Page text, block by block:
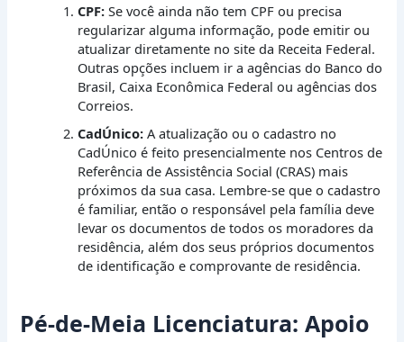
CPF: Se você ainda não tem CPF ou precisa
regularizar alguma informação, pode emitir ou
atualizar diretamente no site da Receita Federal.
Outras opções incluem ir a agências do Banco do
Brasil, Caixa Econômica Federal ou agências dos
Correios.
CadÚnico: A atualização ou o cadastro no
CadÚnico é feito presencialmente nos Centros de
Referência de Assistência Social (CRAS) mais
próximos da sua casa. Lembre-se que o cadastro
é familiar, então o responsável pela família deve
levar os documentos de todos os moradores da
residência, além dos seus próprios documentos
de identificação e comprovante de residência.
Pé-de-Meia Licenciatura: Apoio